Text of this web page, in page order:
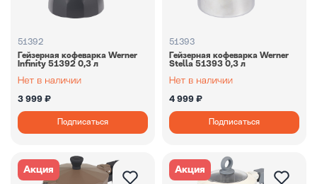
51392
Гейзерная кофеварка Werner
Infinity 51392 0,3 л
3 999 ₽
Подписаться
51393
Гейзерная кофеварка Werner
Stella 51393 0,3 л
4 999 ₽
Подписаться
Акция Акция